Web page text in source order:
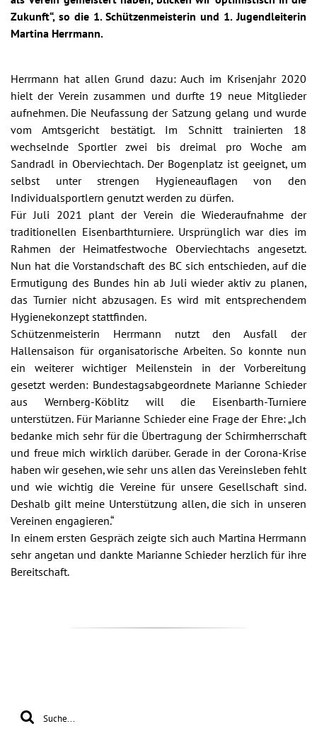
Zukunft“, so die 1. Schützenmeisterin und 1. Jugendleiterin
Martina Herrmann.
Herrmann hat allen Grund dazu: Auch im Krisenjahr 2020
hielt der Verein zusammen und durfte 19 neue Mitglieder
aufnehmen. Die Neufassung der Satzung gelang und wurde
vom Amtsgericht bestätigt. Im Schnitt trainierten 18
wechselnde Sportler zwei bis dreimal pro Woche am
Sandradl in Oberviechtach. Der Bogenplatz ist geeignet, um
selbst unter strengen Hygieneauflagen von den
Individualsportlern genutzt werden zu dürfen.
Für Juli 2021 plant der Verein die Wiederaufnahme der
traditionellen Eisenbarthturniere. Ursprünglich war dies im
Rahmen der Heimatfestwoche Oberviechtachs angesetzt.
Nun hat die Vorstandschaft des BC sich entschieden, auf die
Ermutigung des Bundes hin ab Juli wieder aktiv zu planen,
das Turnier nicht abzusagen. Es wird mit entsprechendem
Hygienekonzept stattfinden.
Schützenmeisterin Herrmann nutzt den Ausfall der
Hallensaison für organisatorische Arbeiten. So konnte nun
ein weiterer wichtiger Meilenstein in der Vorbereitung
gesetzt werden: Bundestagsabgeordnete Marianne Schieder
aus Wernberg-Köblitz will die Eisenbarth-Turniere
unterstützen. Für Marianne Schieder eine Frage der Ehre: „Ich
bedanke mich sehr für die Übertragung der Schirmherrschaft
und freue mich wirklich darüber. Gerade in der Corona-Krise
haben wir gesehen, wie sehr uns allen das Vereinsleben fehlt
und wie wichtig die Vereine für unsere Gesellschaft sind.
Deshalb gilt meine Unterstützung allen, die sich in unseren
Vereinen engagieren.“
In einem ersten Gespräch zeigte sich auch Martina Herrmann
sehr angetan und dankte Marianne Schieder herzlich für ihre
Bereitschaft.